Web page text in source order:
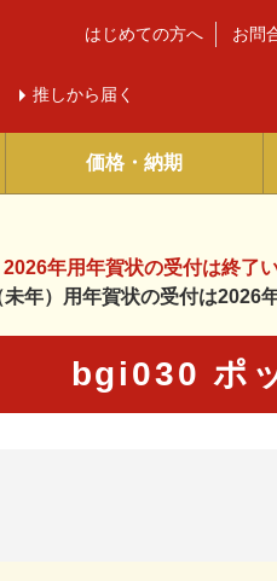
推しから届く
はじめての方へ お問
価格・納期
2026年用年賀状の受付は終了
年）用年賀状の受付は2026
bgi030 ポ